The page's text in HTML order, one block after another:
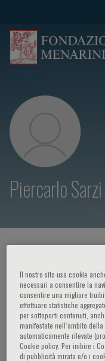
Piercarlo
HOME PAGE / CORSI
Piercarlo
Il nostro sito usa cookie
necessari a consentire la
consentire una migliore
effettuare statistiche
per sottoporti contenuti,
manifestate nell‘ambito
automaticamente rilevate
Cookie policy. Per inibire i
di pubblicità mirata e/o i